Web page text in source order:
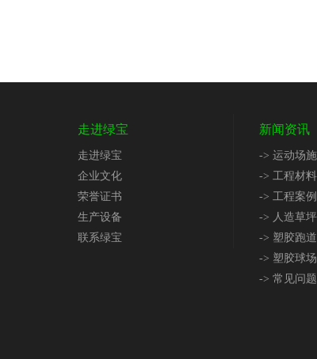
走进绿宝
走进绿宝
企业文化
荣誉证书
生产设备
联系绿宝
新闻资讯
-> 运动场
-> 工程材
-> 工程案例
-> 人造草
-> 塑胶跑
-> 塑胶球
-> 常见问题